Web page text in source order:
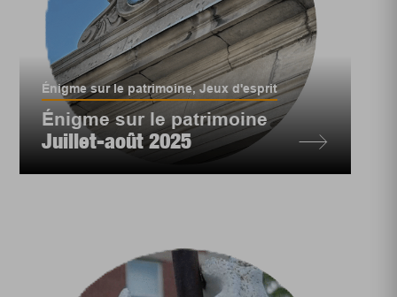
Énigme sur le patrimoine,Jeux d'esprit
Énigme sur le patrimoine
Juillet-août 2025